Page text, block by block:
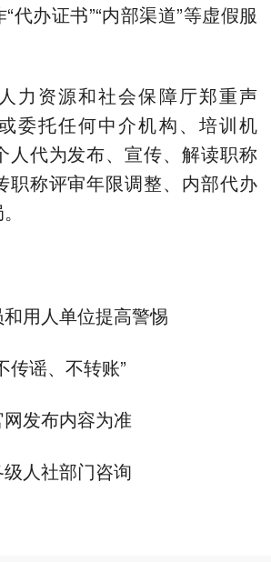
代办证书”“内部渠道”等虚假服
力资源和社会保障厅郑重声
委托任何中介机构、培训机
人代为发布、宣传、解读职称
职称评审年限调整、内部代办
用人单位提高警惕
传谣、不转账”
发布内容为准
人社部门咨询